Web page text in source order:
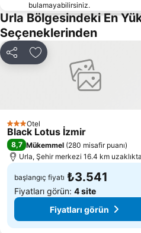
İnciraltı
Alaçatı Ot Festivali
İzmir Otobüs Terminali
Basmane Tren Garı
Pırlanta Plajı
Kaplıca
Teos Marina
bulamayabilirsiniz.
Urla Bölgesindeki En
Seçeneklerinden
Paylaş Favorilerime ekle
3 YıldızOtel
Black Lotus İzmir
8,7 Mükemmel (280 misafir puanı)
Urla, Şehir merkezi 16.4 km uzaklıkta
başlangıç fiyatı ₺3.541
Fiyatları görün: 4 site
Fiyatları görün